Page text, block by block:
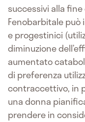
successivi alla
Fenobarbitale
e progestinici
diminuzione
aumentato
di preferenza
contraccettivo, in
una donna
prendere in